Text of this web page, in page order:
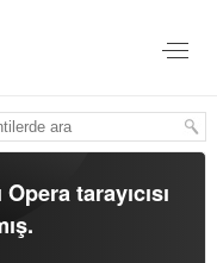
Opera tarayıcısı